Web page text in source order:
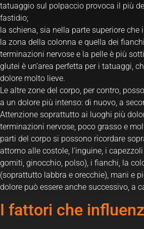
tatuaggio sul polpaccio provoca il più
fastidio;
la schiena, sia nella parte superiore che
la zona della colonna e quella dei
terminazioni nervose e la pelle è più
glutei è un’area perfetta per i tatuaggi,
dolore molto lieve.
Le altre zone del corpo, per contro,
a un dolore più intenso: di nuovo, a
Attenzione soprattutto ai luoghi più
terminazioni nervose, poco grasso e
parti del corpo si possono ricordare
attorno alle costole, l’inguine, i
gomiti, ginocchio, polso), i fianchi, la
(soprattutto labbra e orecchie), mani e
dolore può essere anche successivo, a
I fattori che